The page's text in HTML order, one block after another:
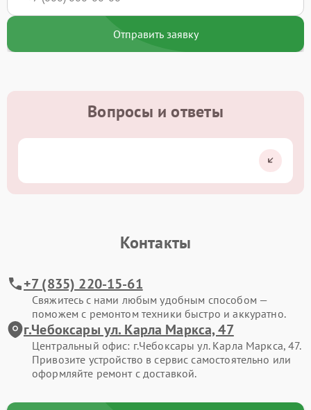
Отправить заявку
Вопросы и ответы
Контакты
+7 (835) 220-15-61
Свяжитесь с нами любым удобным способом —
поможем с ремонтом техники быстро и аккуратно.
г.Чебоксары ул. Карла Маркса, 47
Центральный офис: г.Чебоксары ул. Карла Маркса, 47.
Привозите устройство в сервис самостоятельно или
оформляйте ремонт с доставкой.